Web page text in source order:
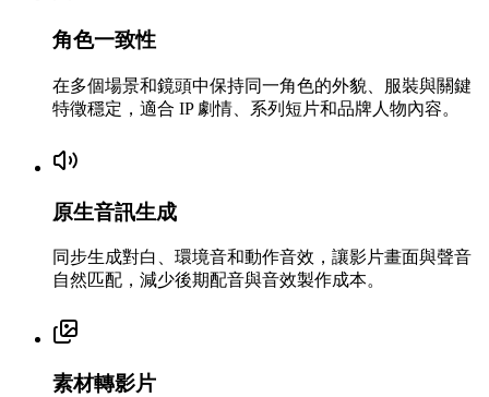
角色一致性
在多個場景和鏡頭中保持同一角色的外貌、服裝與關鍵
特徵穩定，適合 IP 劇情、系列短片和品牌人物內容。
原生音訊生成
同步生成對白、環境音和動作音效，讓影片畫面與聲音
自然匹配，減少後期配音與音效製作成本。
素材轉影片